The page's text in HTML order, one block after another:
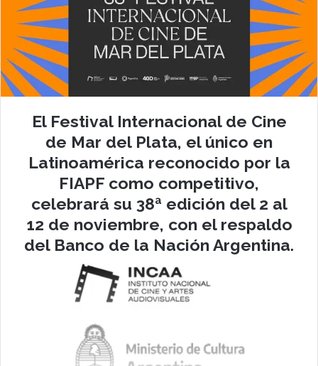
El Festival Internacional de Cine
de Mar del Plata, el único en
Latinoamérica reconocido por la
FIAPF como competitivo,
celebrará su 38ª edición del 2 al
12 de noviembre, con el respaldo
del Banco de la Nación Argentina.